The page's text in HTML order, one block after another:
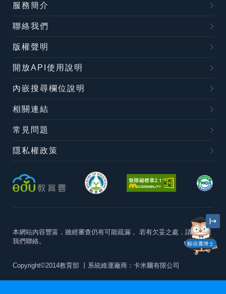
貓頭鷹博士
服務簡介
聯絡我們
版權聲明
開放API使用說明
內嵌搜尋欄位說明
相關連結
常見問題
隱私權政策
本網站內容豐富，雖經審查仍有可能疏漏， 若有欠妥之處，請隨時與
我們聯絡。
Copyright©2014教育部 丨系統維運廠商：卡米爾有限公司